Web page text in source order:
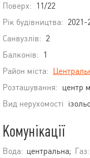
Поверх:
11/22
Рік будівництва: 2021-
Санвузлів: 2
Балконів:
1
Район міста:
Розташування: центр
Вид нерухомості
Комунікації
Вода: центральна; Газ: